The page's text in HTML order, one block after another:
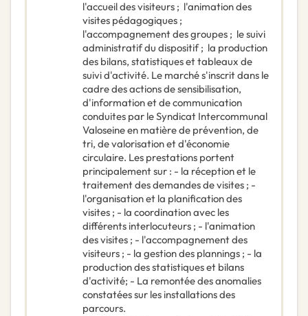
l'accueil des visiteurs ;  l'animation des
visites pédagogiques ; 
l'accompagnement des groupes ;  le suivi
administratif du dispositif ;  la production
des bilans, statistiques et tableaux de
suivi d'activité. Le marché s'inscrit dans le
cadre des actions de sensibilisation,
d'information et de communication
conduites par le Syndicat Intercommunal
Valoseine en matière de prévention, de
tri, de valorisation et d'économie
circulaire. Les prestations portent
principalement sur : - la réception et le
traitement des demandes de visites ; -
l'organisation et la planification des
visites ; - la coordination avec les
différents interlocuteurs ; - l'animation
des visites ; - l'accompagnement des
visiteurs ; - la gestion des plannings ; - la
production des statistiques et bilans
d'activité; - La remontée des anomalies
constatées sur les installations des
parcours.